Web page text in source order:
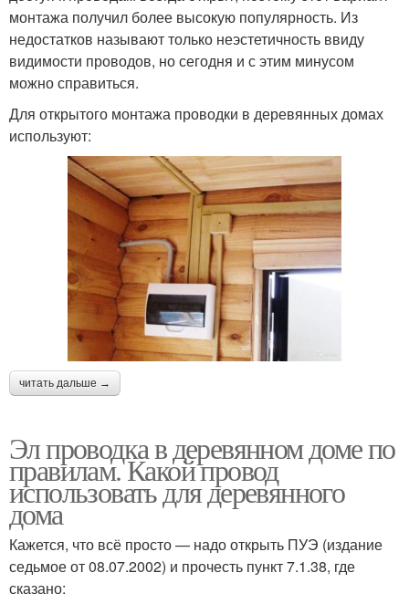
монтажа получил более высокую популярность. Из
недостатков называют только неэстетичность ввиду
видимости проводов, но сегодня и с этим минусом
можно справиться.
Для открытого монтажа проводки в деревянных домах
используют:
читать дальше →
Эл проводка в деревянном доме по
правилам. Какой провод
использовать для деревянного
дома
Кажется, что всё просто — надо открыть ПУЭ (издание
седьмое от 08.07.2002) и прочесть пункт 7.1.38, где
сказано: